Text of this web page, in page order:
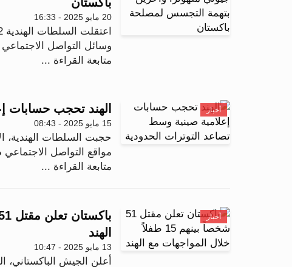
20 مايو 2025 - 16:33
وسائل التواصل
متابعة القراءة ...
أخبار الهند تحجب حسابات
15 مايو 2025 - 08:43
حجبت السلطات الهندية،
مواقع التواصل الاجتماعي
متابعة القراءة ...
أخبار
الهند
13 مايو 2025 - 10:47
أعلن الجيش الباكستاني،